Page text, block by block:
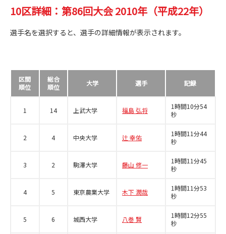
10区詳細：第86回大会 2010年（平成22年）
選手名を選択すると、選手の詳細情報が表示されます。
区間
順位
総合
順位
大学 選手 記録
1 14 上武大学 福島 弘将
1時間10分54
秒
2 4 中央大学 辻 幸佑
1時間11分44
秒
3 2 駒澤大学 藤山 修一
1時間11分45
秒
4 5 東京農業大学 木下 潤哉
1時間11分53
秒
5 6 城西大学 八巻 賢
1時間12分55
秒